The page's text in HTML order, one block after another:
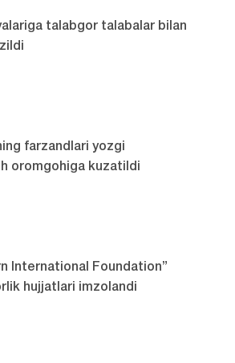
talabgor talabalar bilan
farzandlari yozgi
oromgohiga kuzatildi
International Foundation”
hujjatlari imzolandi